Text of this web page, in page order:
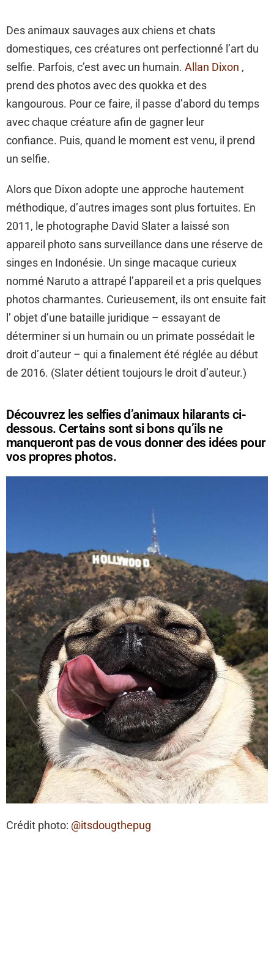
Des animaux sauvages aux chiens et chats
domestiques, ces créatures ont perfectionné l’art du
selfie. Parfois, c’est avec un humain. Allan Dixon ,
prend des photos avec des quokka et des
kangourous. Pour ce faire, il passe d’abord du temps
avec chaque créature afin de gagner leur
confiance. Puis, quand le moment est venu, il prend
un selfie.
Alors que Dixon adopte une approche hautement
méthodique, d’autres images sont plus fortuites. En
2011, le photographe David Slater a laissé son
appareil photo sans surveillance dans une réserve de
singes en Indonésie. Un singe macaque curieux
nommé Naruto a attrapé l’appareil et a pris quelques
photos charmantes. Curieusement, ils ont ensuite fait
l’ objet d’une bataille juridique – essayant de
déterminer si un humain ou un primate possédait le
droit d’auteur – qui a finalement été réglée au début
de 2016. (Slater détient toujours le droit d’auteur.)
Découvrez les selfies d’animaux hilarants ci-
dessous. Certains sont si bons qu’ils ne
manqueront pas de vous donner des idées pour
vos propres photos.
Crédit photo: @itsdougthepug